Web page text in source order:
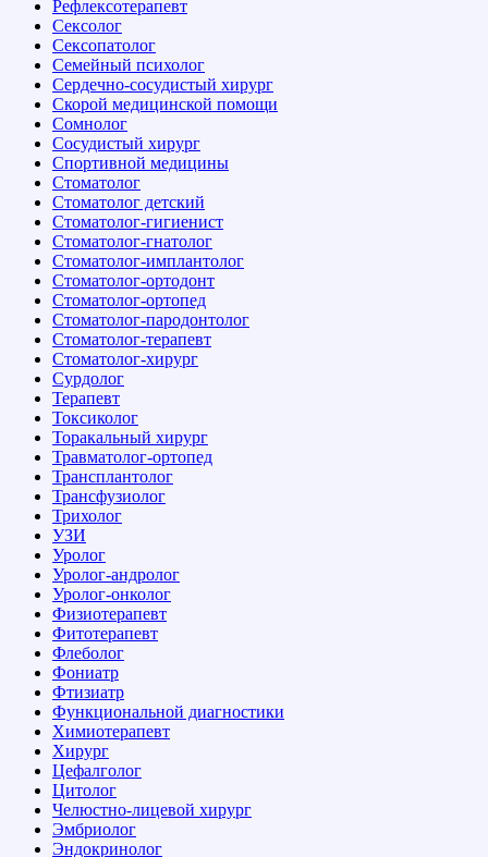
Рефлексотерапевт
Сексолог
Сексопатолог
Семейный психолог
Сердечно-сосудистый хирург
Скорой медицинской помощи
Сомнолог
Сосудистый хирург
Спортивной медицины
Стоматолог
Стоматолог детский
Стоматолог-гигиенист
Стоматолог-гнатолог
Стоматолог-имплантолог
Стоматолог-ортодонт
Стоматолог-ортопед
Стоматолог-пародонтолог
Стоматолог-терапевт
Стоматолог-хирург
Сурдолог
Терапевт
Токсиколог
Торакальный хирург
Травматолог-ортопед
Трансплантолог
Трансфузиолог
Трихолог
УЗИ
Уролог
Уролог-андролог
Уролог-онколог
Физиотерапевт
Фитотерапевт
Флеболог
Фониатр
Фтизиатр
Функциональной диагностики
Химиотерапевт
Хирург
Цефалголог
Цитолог
Челюстно-лицевой хирург
Эмбриолог
Эндокринолог